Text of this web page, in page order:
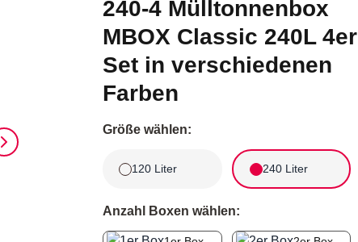
240-4 Mülltonnenbox
MBOX Classic 240L 4er
Set in verschiedenen
Farben
Größe wählen:
120 Liter 240 Liter
Anzahl Boxen wählen: